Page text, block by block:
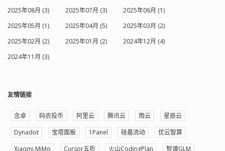
2025年08月 (3)
2025年07月 (3)
2025年06月 (1)
2025年05月 (1)
2025年04月 (5)
2025年03月 (2)
2025年02月 (2)
2025年01月 (2)
2024年12月 (4)
2024年11月 (3)
友情链接
念卓 码农投币 阿里云 腾讯云 雨云
星辰云
Dynadot
宝塔面板 1Panel 硅基流动
优云智算
Xiaomi MiMo
Cursor五折 火山CodingPlan 智谱GLM